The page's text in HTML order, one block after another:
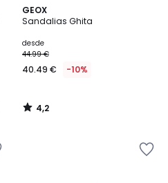
GEOX
Sandalias Ghita
desde
44.99 €
40.49 € -10%
4,2
/ 5
4,2
/